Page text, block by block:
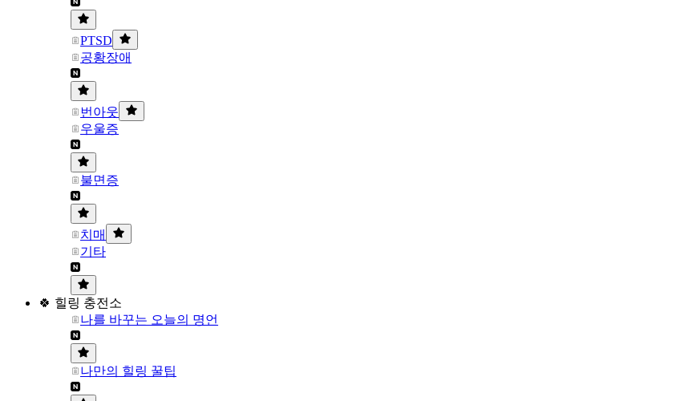
PTSD
공황장애
번아웃
우울증
불면증
치매
기타
🍀 힐링 충전소
나를 바꾸는 오늘의 명언
나만의 힐링 꿀팁